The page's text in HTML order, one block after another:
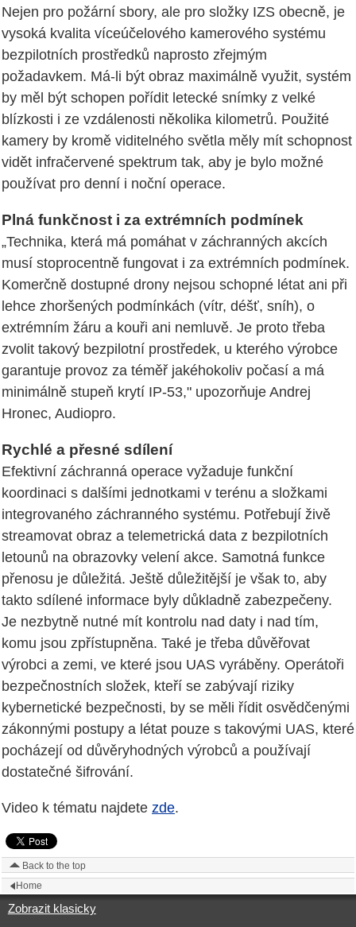
Nejen pro požární sbory, ale pro složky IZS obecně, je
vysoká kvalita víceúčelového kamerového systému
bezpilotních prostředků naprosto zřejmým
požadavkem. Má-li být obraz maximálně využit, systém
by měl být schopen pořídit letecké snímky z velké
blízkosti i ze vzdálenosti několika kilometrů. Použité
kamery by kromě viditelného světla měly mít schopnost
vidět infračervené spektrum tak, aby je bylo možné
používat pro denní i noční operace.
Plná funkčnost i za extrémních podmínek
„Technika, která má pomáhat v záchranných akcích
musí stoprocentně fungovat i za extrémních podmínek.
Komerčně dostupné drony nejsou schopné létat ani při
lehce zhoršených podmínkách (vítr, déšť, sníh), o
extrémním žáru a kouři ani nemluvě. Je proto třeba
zvolit takový bezpilotní prostředek, u kterého výrobce
garantuje provoz za téměř jakéhokoliv počasí a má
minimálně stupeň krytí IP-53," upozorňuje Andrej
Hronec, Audiopro.
Rychlé a přesné sdílení
Efektivní záchranná operace vyžaduje funkční
koordinaci s dalšími jednotkami v terénu a složkami
integrovaného záchranného systému. Potřebují živě
streamovat obraz a telemetrická data z bezpilotních
letounů na obrazovky velení akce. Samotná funkce
přenosu je důležitá. Ještě důležitější je však to, aby
takto sdílené informace byly důkladně zabezpečeny.
Je nezbytně nutné mít kontrolu nad daty i nad tím,
komu jsou zpřístupněna. Také je třeba důvěřovat
výrobci a zemi, ve které jsou UAS vyráběny. Operátoři
bezpečnostních složek, kteří se zabývají riziky
kybernetické bezpečnosti, by se měli řídit osvědčenými
zákonnými postupy a létat pouze s takovými UAS, které
pocházejí od důvěryhodných výrobců a používají
dostatečné šifrování.
Video k tématu najdete zde.
Back to the top
Home
Zobrazit klasicky